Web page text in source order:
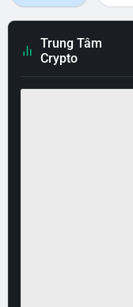
Trung Tâm
Crypto